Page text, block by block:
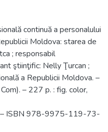
continuă a personalului
Moldova: starea de
; responsabil
ştiinţific: Nelly Ţurcan ;
a Republicii Moldova. –
– 227 p. : fig. color,
ISBN 978-9975-119-73-